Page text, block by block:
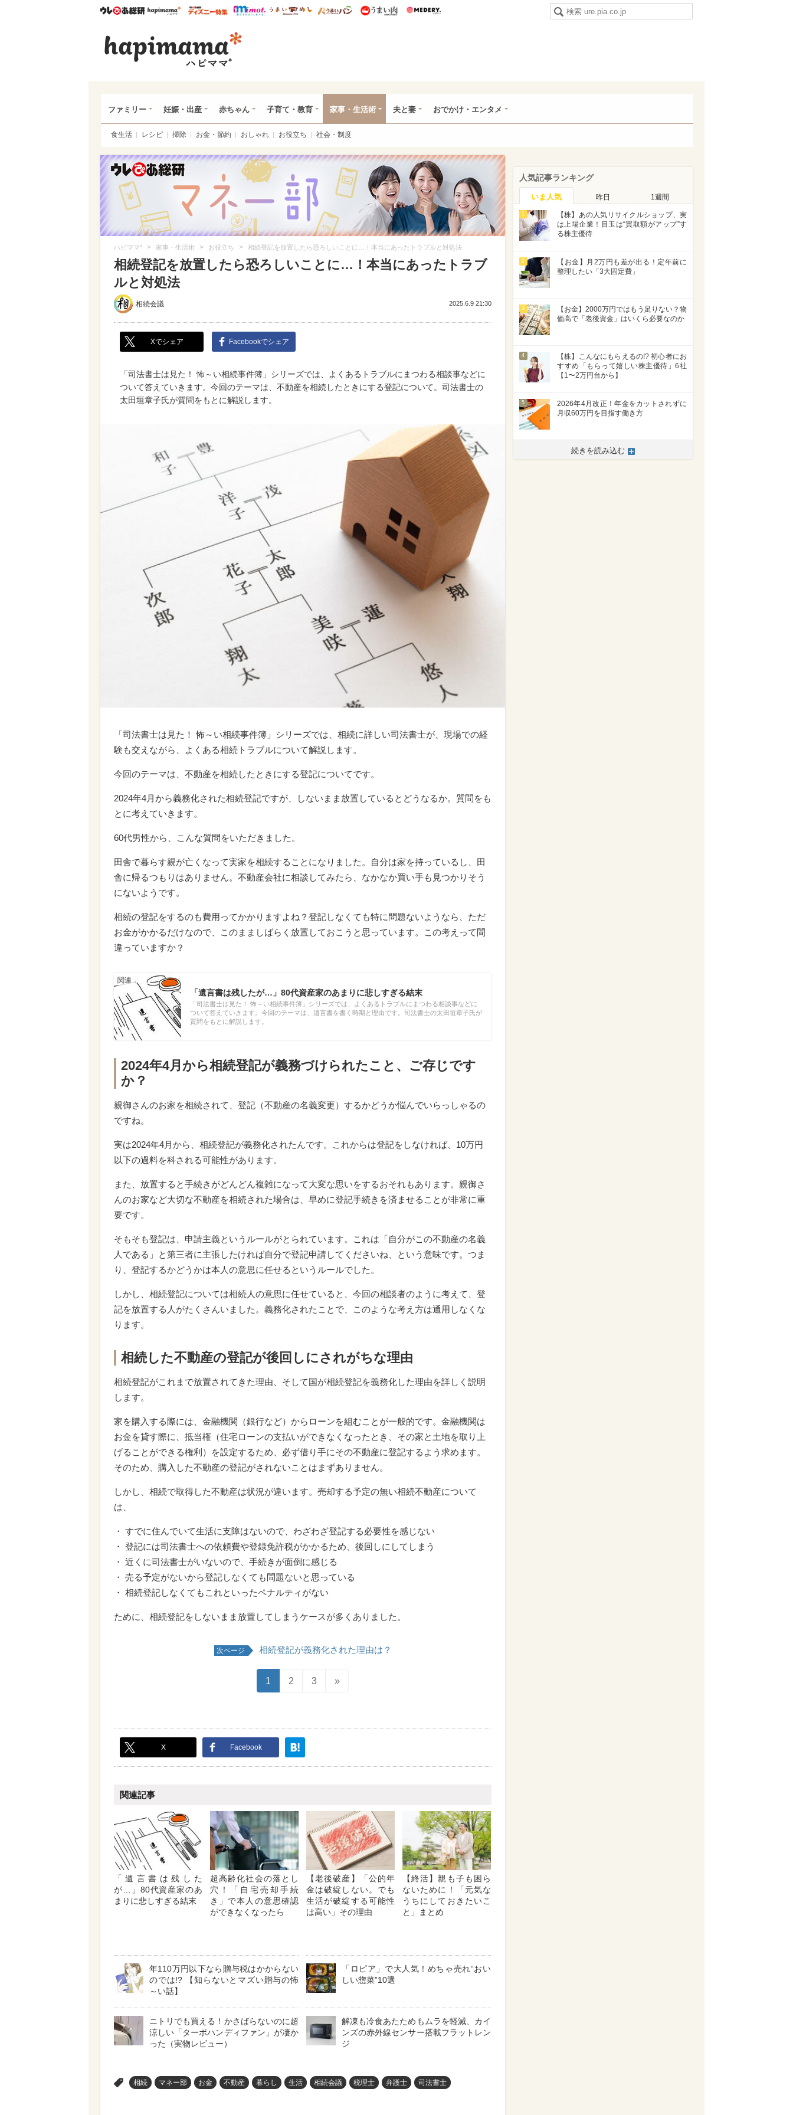
ウレぴあ総研ハピママ* ウレぴあ総研 ディズニー特集
mimot. うまいめし うまいパン うまい肉
ファミリー 妊娠・出産 赤ちゃん 子育て・教育 家事・生活術 夫と妻 おでかけ・エンタメ
食生活 レシピ 掃除 お金・節約 おしゃれ お役立ち 社会・制度
ハピママ* > 家事・生活術 > お役立ち > 相続登記を放置したら恐ろしいことに…！本当にあったトラブルと対処法
相続登記を放置したら恐ろしいことに…！本当にあったトラブ
ルと対処法
相続会議 2025.6.9 21:30
Xでシェア Facebookでシェア
「司法書士は見た！ 怖～い相続事件簿」シリーズでは、よくあるトラブルにまつわる相談事などに
ついて答えていきます。今回のテーマは、不動産を相続したときにする登記について。司法書士の
太田垣章子氏が質問をもとに解説します。
「司法書士は見た！ 怖～い相続事件簿」シリーズでは、相続に詳しい司法書士が、現場での経
験も交えながら、よくある相続トラブルについて解説します。
今回のテーマは、不動産を相続したときにする登記についてです。
2024年4月から義務化された相続登記ですが、しないまま放置しているとどうなるか。質問をも
とに考えていきます。
60代男性から、こんな質問をいただきました。
田舎で暮らす親が亡くなって実家を相続することになりました。自分は家を持っているし、田
舎に帰るつもりはありません。不動産会社に相談してみたら、なかなか買い手も見つかりそう
にないようです。
相続の登記をするのも費用ってかかりますよね？登記しなくても特に問題ないようなら、ただ
お金がかかるだけなので、このまましばらく放置しておこうと思っています。この考えって間
違っていますか？
「遺言書は残したが…」80代資産家のあまりに悲しすぎる結末
「司法書士は見た！ 怖～い相続事件簿」シリーズでは、よくあるトラブルにまつわる相談事などに
ついて答えていきます。今回のテーマは、遺言書を書く時期と理由です。司法書士の太田垣章子氏が
質問をもとに解説します。
2024年4月から相続登記が義務づけられたこと、ご存じです
か？
親御さんのお家を相続されて、登記（不動産の名義変更）するかどうか悩んでいらっしゃるの
ですね。
実は2024年4月から、相続登記が義務化されたんです。これからは登記をしなければ、10万円
以下の過料を科される可能性があります。
また、放置すると手続きがどんどん複雑になって大変な思いをするおそれもあります。親御さ
んのお家など大切な不動産を相続された場合は、早めに登記手続きを済ませることが非常に重
要です。
そもそも登記は、申請主義というルールがとられています。これは「自分がこの不動産の名義
人である」と第三者に主張したければ自分で登記申請してくださいね、という意味です。つま
り、登記するかどうかは本人の意思に任せるというルールでした。
しかし、相続登記については相続人の意思に任せていると、今回の相談者のように考えて、登
記を放置する人がたくさんいました。義務化されたことで、このような考え方は通用しなくな
ります。
相続した不動産の登記が後回しにされがちな理由
相続登記がこれまで放置されてきた理由、そして国が相続登記を義務化した理由を詳しく説明
します。
家を購入する際には、金融機関（銀行など）からローンを組むことが一般的です。金融機関は
お金を貸す際に、抵当権（住宅ローンの支払いができなくなったとき、その家と土地を取り上
げることができる権利）を設定するため、必ず借り手にその不動産に登記するよう求めます。
そのため、購入した不動産の登記がされないことはまずありません。
しかし、相続で取得した不動産は状況が違います。売却する予定の無い相続不動産について
は、
・ すでに住んでいて生活に支障はないので、わざわざ登記する必要性を感じない
・ 登記には司法書士への依頼費や登録免許税がかかるため、後回しにしてしまう
・ 近くに司法書士がいないので、手続きが面倒に感じる
・ 売る予定がないから登記しなくても問題ないと思っている
・ 相続登記しなくてもこれといったペナルティがない
ために、相続登記をしないまま放置してしまうケースが多くありました。
次ページ 相続登記が義務化された理由は？
1 2 3 »
X Facebook
関連記事
「遺言書は残した
が…」80代資産家のあ
まりに悲しすぎる結末
超高齢化社会の落とし
穴！「自宅売却手続
き」で本人の意思確認
ができなくなったら
【老後破産】「公的年
金は破綻しない。でも
生活が破綻する可能性
は高い」その理由
【終活】親も子も困ら
ないために！「元気な
うちにしておきたいこ
と」まとめ
年110万円以下なら贈与税はかからない
のでは!? 【知らないとマズい贈与の怖
～い話】
「ロピア」で大人気！めちゃ売れ“おい
しい惣菜”10選
ニトリでも買える！かさばらないのに超
涼しい「ターボハンディファン」が凄か
った（実物レビュー）
解凍も冷食あたためもムラを軽減、カイ
ンズの赤外線センサー搭載フラットレン
ジ
相続 マネー部 お金 不動産 暮らし 生活 相続会議 税理士 弁護士 司法書士
人気記事ランキング
いま人気 昨日 1週間
1
【株】あの人気リサイクルショップ、実
は上場企業！目玉は“買取額がアップ”す
る株主優待
2
【お金】月2万円も差が出る！定年前に
整理したい「3大固定費」
3
【お金】2000万円ではもう足りない？物
価高で「老後資金」はいくら必要なのか
4
【株】こんなにもらえるの!? 初心者にお
すすめ「もらって嬉しい株主優待」6社
【1〜2万円台から】
5
2026年4月改正！年金をカットされずに
月収60万円を目指す働き方
続きを読み込む